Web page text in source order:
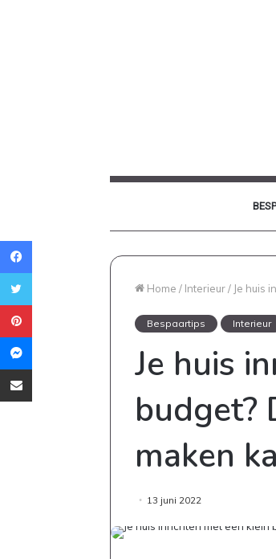
Home / Interieur/ Je huis
Bespaartips Interieur
Je huis
budget?
maken
13 juni 2022
Facebook
Twitter
Pinterest
Messenger
Deel via Email